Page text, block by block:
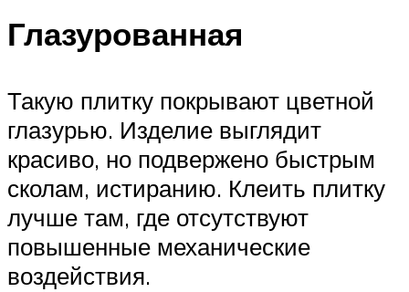
Глазурованная
Такую плитку покрывают цветной
глазурью. Изделие выглядит
красиво, но подвержено быстрым
сколам, истиранию. Клеить плитку
лучше там, где отсутствуют
повышенные механические
воздействия.